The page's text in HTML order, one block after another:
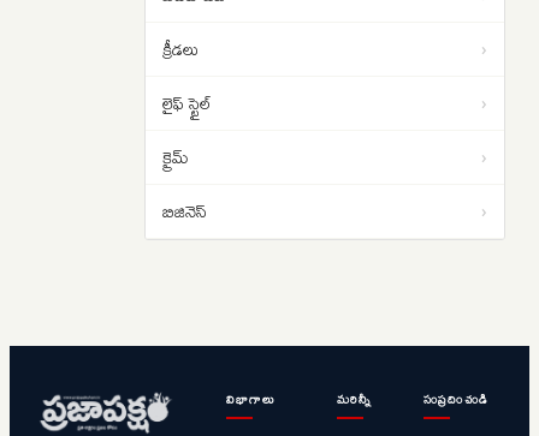
క్రీడలు ›
లైఫ్ స్టైల్ ›
క్రైమ్ ›
బిజినెస్ ›
విభాగాలు మరిన్నీ సంప్రదించండి